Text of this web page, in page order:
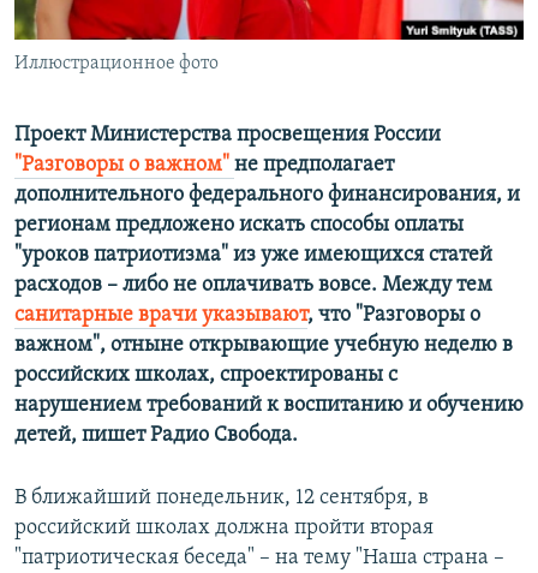
УКРАИНСКАЯ ПРОБЛЕМА КРЫМА
Все сайты RFE/RL
Иллюстрационное фото
Проект Министерства просвещения России
"Разговоры о важном" не предполагает
дополнительного федерального финансирования, и
регионам предложено искать способы оплаты
"уроков патриотизма" из уже имеющихся статей
расходов – либо не оплачивать вовсе. Между тем
санитарные врачи указывают, что "Разговоры о
важном", отныне открывающие учебную неделю в
российских школах, спроектированы с
нарушением требований к воспитанию и обучению
детей, пишет Радио Свобода.
В ближайший понедельник, 12 сентября, в
российский школах должна пройти вторая
"патриотическая беседа" – на тему "Наша страна –